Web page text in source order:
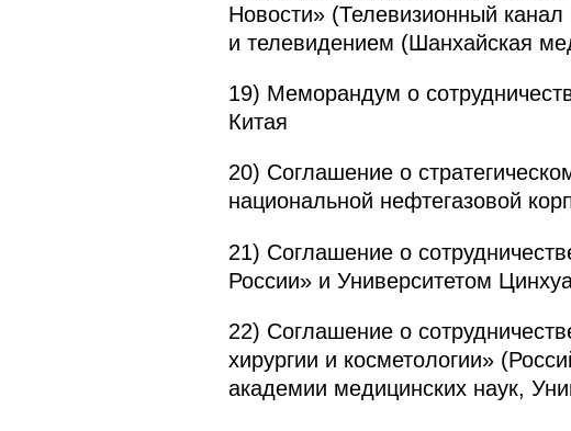
Новости» (Телевизионный
и телевидением (Шанхайская
19) Меморандум о
Китая
20) Соглашение о
национальной нефтегазовой
21) Соглашение о
России» и Университетом
22) Соглашение о
хирургии и косметологии»
академии медицинских наук,